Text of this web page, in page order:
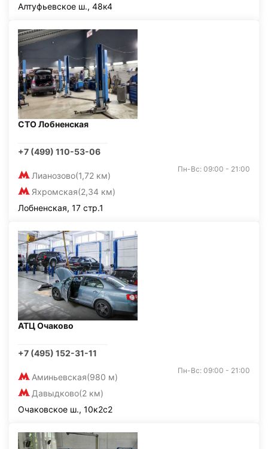
Алтуфьевское ш., 48к4
СТО Лобненская
+7 (499) 110-53-06
Лианозово(1,72 км)
Яхромская(2,34 км)
Пн-Вс: 09:00 - 21:00
Лобненская, 17 стр.1
АТЦ Очаково
+7 (495) 152-31-11
Аминьевская(980 м)
Давыдково(2 км)
Пн-Вс: 09:00 - 21:00
Очаковское ш., 10к2с2